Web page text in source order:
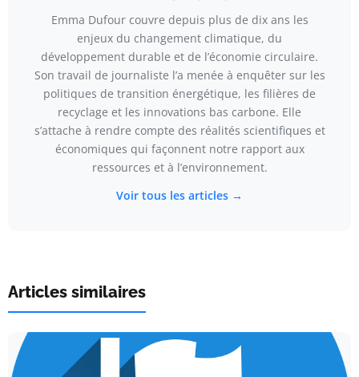
Emma Dufour couvre depuis plus de dix ans les
enjeux du changement climatique, du
développement durable et de l’économie circulaire.
Son travail de journaliste l’a menée à enquêter sur les
politiques de transition énergétique, les filières de
recyclage et les innovations bas carbone. Elle
s’attache à rendre compte des réalités scientifiques et
économiques qui façonnent notre rapport aux
ressources et à l’environnement.
Voir tous les articles →
Articles similaires